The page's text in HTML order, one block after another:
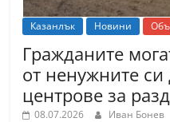
Казанлък Новини
Гражданите
от ненужните
центрове за
08.07.2026 Иван Бонев